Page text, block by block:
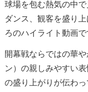
球場を包む熱気の中
ダンス、観客を盛り
ろのハイライト動画で
開幕戦ならではの華
ン）の親しみやすい
の盛り上がりが伝わっ